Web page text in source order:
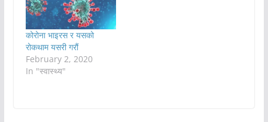
कोरोना भाइरस र यसको
रोकथाम यसरी गरौं
February 2, 2020
In "स्वास्थ्य"